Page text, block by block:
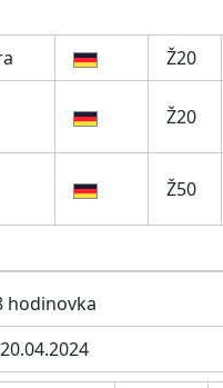
Ž20
Ž20
Ž50
hodinovka